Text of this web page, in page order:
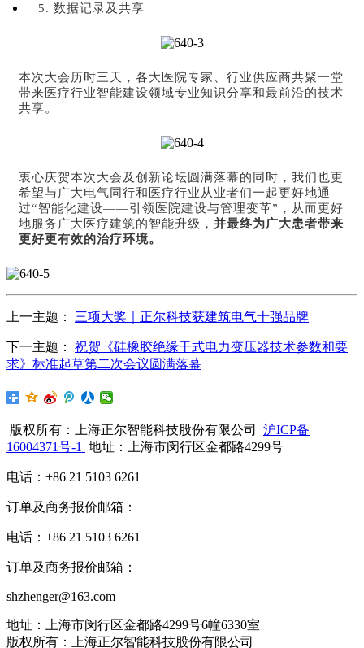
5. 数据记录及共享
本次大会历时三天，各大医院专家、行业供应商共聚一堂
带来医疗行业智能建设领域专业知识分享和最前沿的技术
共享。
衷心庆贺本次大会及创新论坛圆满落幕的同时，我们也更
希望与广大电气同行和医疗行业从业者们一起更好地通
过“智能化建设——引领医院建设与管理变革”，从而更好
地服务广大医疗建筑的智能升级， 并最终为广大患者带来
更好更有效的治疗环境。
上一主题： 三项大奖｜正尔科技获建筑电气十强品牌
下一主题： 祝贺《硅橡胶绝缘干式电力变压器技术参数和要
求》标准起草第二次会议圆满落幕
版权所有：上海正尔智能科技股份有限公司 沪ICP备
16004371号-1
地址：上海市闵行区金都路4299号
电话：+86 21 5103 6261
订单及商务报价邮箱：
电话：+86 21 5103 6261
订单及商务报价邮箱：
shzhenger@163.com
地址：上海市闵行区金都路4299号6幢6330室
版权所有：上海正尔智能科技股份有限公司